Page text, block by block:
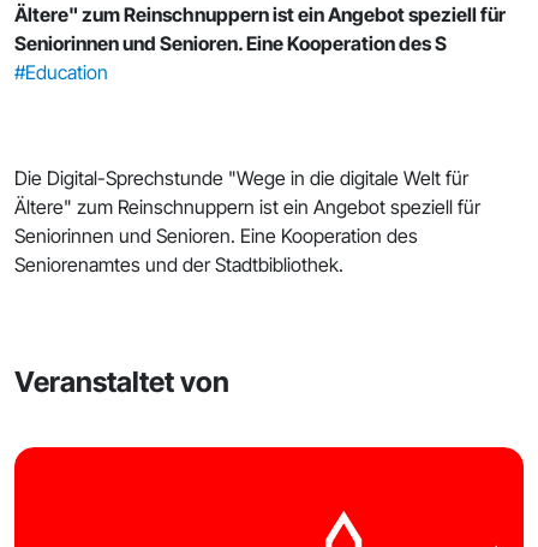
Ältere" zum Reinschnuppern ist ein Angebot speziell für
Seniorinnen und Senioren. Eine Kooperation des S
#Education
Die Digital-Sprechstunde "Wege in die digitale Welt für
Ältere" zum Reinschnuppern ist ein Angebot speziell für
Seniorinnen und Senioren. Eine Kooperation des
Seniorenamtes und der Stadtbibliothek.
Veranstaltet von